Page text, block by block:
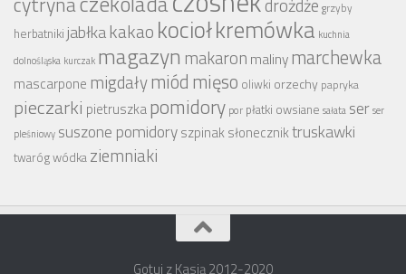
drożdże grzyby
herbatniki jabłkakakao kociołkremówka kuchnia
dolnośląska kurczak magazyn makaron malinymarchewka
mascarpone migdałymiódmięso oliwki orzechy papryka
pieczarki pietruszkapomidory por płatki owsiane sałata serser
pleśniowy suszone pomidoryszpinaksłoneczniktruskawki
twarógwódka ziemniaki
Gotuj z Kasią 2012-2020